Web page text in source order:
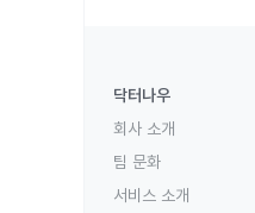
닥터나우
회사 소개
팀 문화
서비스 소개